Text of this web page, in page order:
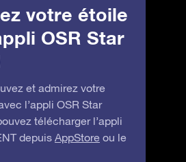
votre étoile
OSR Star
et admirez votre
l’appli OSR Star
télécharger l’appli
depuis AppStore ou le